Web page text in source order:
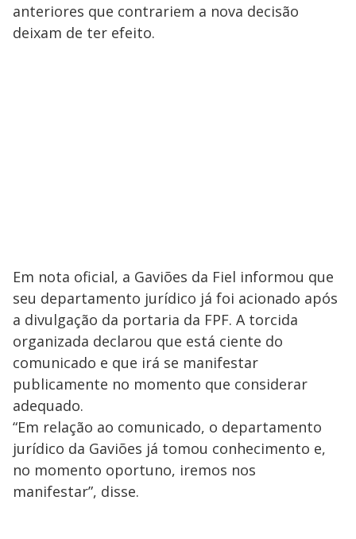
anteriores que contrariem a nova decisão
deixam de ter efeito.
Em nota oficial, a Gaviões da Fiel informou que
seu departamento jurídico já foi acionado após
a divulgação da portaria da FPF. A torcida
organizada declarou que está ciente do
comunicado e que irá se manifestar
publicamente no momento que considerar
adequado.
“Em relação ao comunicado, o departamento
jurídico da Gaviões já tomou conhecimento e,
no momento oportuno, iremos nos
manifestar”, disse.